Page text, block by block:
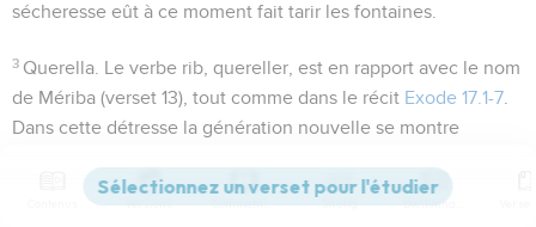
sécheresse eût à ce moment fait tarir les fontaines.
3 Querella . Le verbe rib , quereller, est en rapport avec le nom
de Mériba (verset 13), tout comme dans le récit Exode 17.1-7
Dans cette détresse la génération nouvelle se montre
Que n'avons-nous péri...!Allusion soit à la catastrophe
Versions Commentaires Strong